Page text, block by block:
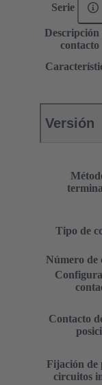
Serie
Descripción
contacto
Versión
Tipo de
Número de
Contacto
Fijación de
circuitos